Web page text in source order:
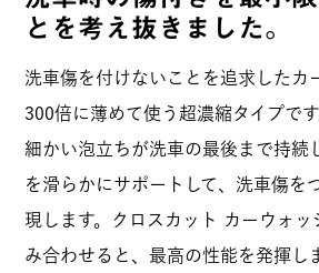
ーシャンプーには戻れないと
鉄ドラ 購入者
男性
投稿日
2025/04/14
泡立ちがよく、洗車中最後ま
泡立ったシャンプー液があり
とを考え抜きました。
洗車傷を付けないことを追求したカ
300倍に薄めて使う超濃縮タイプで
細かい泡立ちが洗車の最後まで持続
を滑らかにサポートして、洗車傷を
現します。クロスカット カーウォッ
み合わせると、最高の性能を発揮し